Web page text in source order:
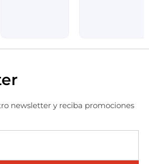
newsletter y reciba promociones